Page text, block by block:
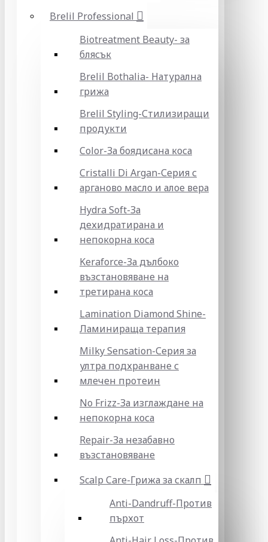
Brelil Professional
Biotreatment Beauty- за
блясък
Brelil Bothalia- Натурална
грижа
Brelil Styling-Стилизиращи
продукти
Color-За боядисана коса
Cristalli Di Argan-Серия с
арганово масло и алое вера
Hydra Soft-За
дехидратирана и
непокорна коса
Keraforce-За дълбоко
възстановяване на
третирана коса
Lamination Diamond Shine-
Ламинираща терапия
Milky Sensation-Серия за
ултра подхранване с
млечен протеин
No Frizz-За изглаждане на
непокорна коса
Repair-За незабавно
възстановяване
Scalp Care-Грижа за скалп
Anti-Dandruff-Против
пърхот